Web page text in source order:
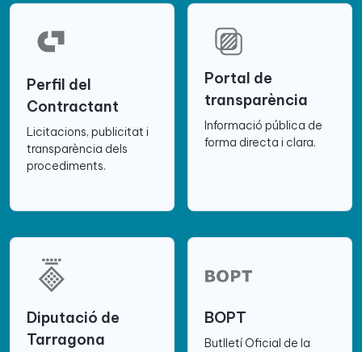
Perfil del
Contractant
Licitacions, publicitat i
transparència dels
procediments.
Portal de
transparència
Informació pública de
forma directa i clara.
Diputació de
Tarragona
BOPT
Butlletí Oficial de la